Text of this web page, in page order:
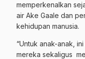
memperkenalkan
air Ake Gaale dan
kehidupan manusia.
“Untuk anak-anak,
mereka sekaligus